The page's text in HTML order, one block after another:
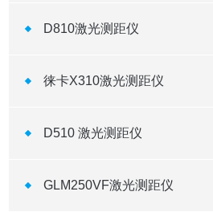
D810激光测距仪
徕卡X310激光测距仪
D510 激光测距仪
GLM250VF激光测距仪